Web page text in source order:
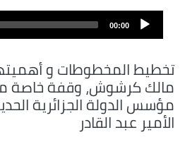
ملف
الصوت
Audio
Player
00:00
تخطيط المخطوطات و
مالك كرشوش، وقفة خاصة
مؤسس الدولة الجزائرية
الأمير عبد القادر